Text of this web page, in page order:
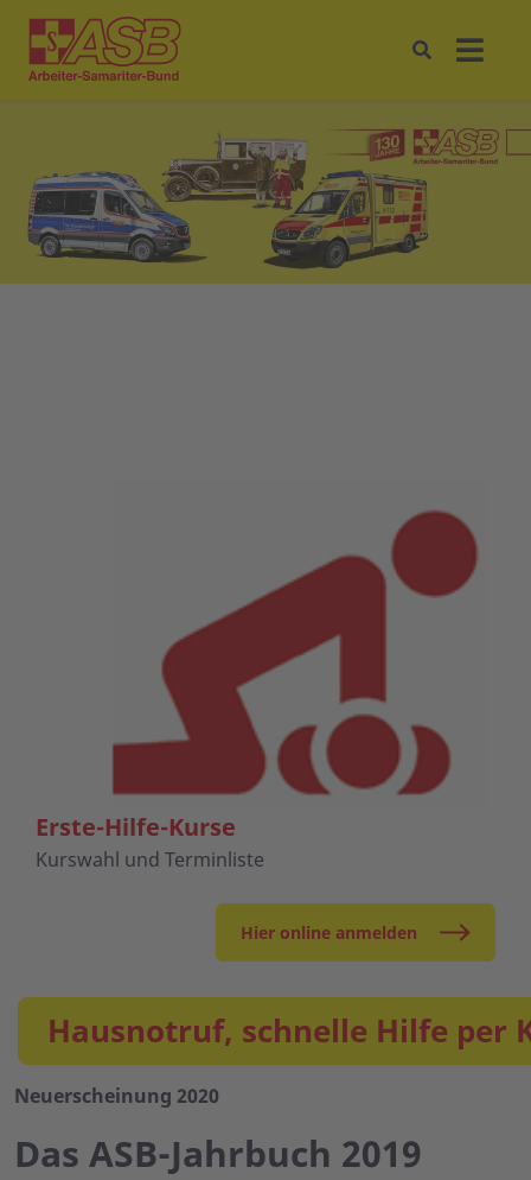
Erste-Hilfe-Kurse
Kurswahl und Terminliste
Hier online anmelden
Hausnotruf, schnelle Hilfe per
Neuerscheinung 2020
Das ASB-Jahrbuch 2019